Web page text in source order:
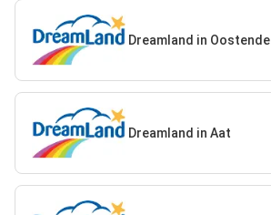
Dreamland in Oostende
Dreamland in Aat